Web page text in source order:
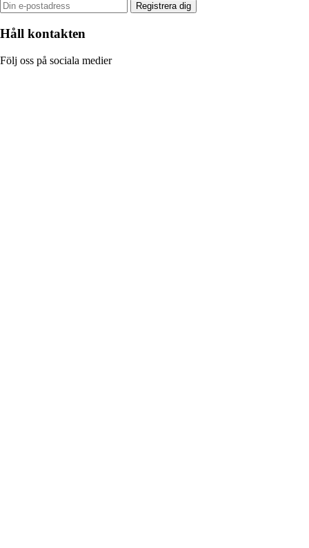
Registrera dig
Håll kontakten
Följ oss på sociala medier